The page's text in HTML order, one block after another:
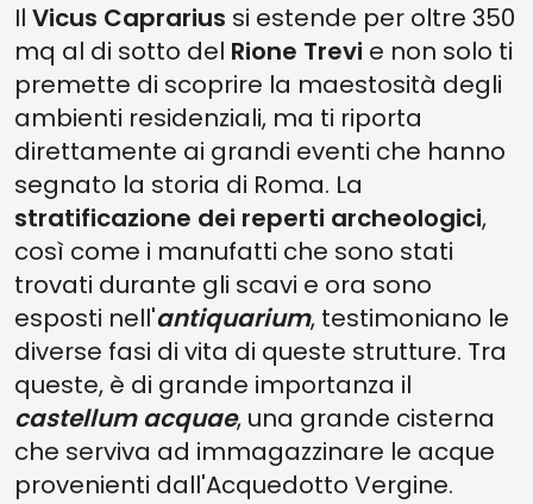
Il Vicus Caprarius si estende per oltre 350
mq al di sotto del Rione Trevi e non solo ti
premette di scoprire la maestosità degli
ambienti residenziali, ma ti riporta
direttamente ai grandi eventi che hanno
segnato la storia di Roma. La
stratificazione dei reperti archeologici,
così come i manufatti che sono stati
trovati durante gli scavi e ora sono
esposti nell'antiquarium, testimoniano le
diverse fasi di vita di queste strutture. Tra
queste, è di grande importanza il
castellum acquae, una grande cisterna
che serviva ad immagazzinare le acque
provenienti dall'Acquedotto Vergine.